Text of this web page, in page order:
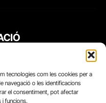
tecnologies com les cookies per a
navegació o les identificacions
el consentiment, pot afectar
i funcions.